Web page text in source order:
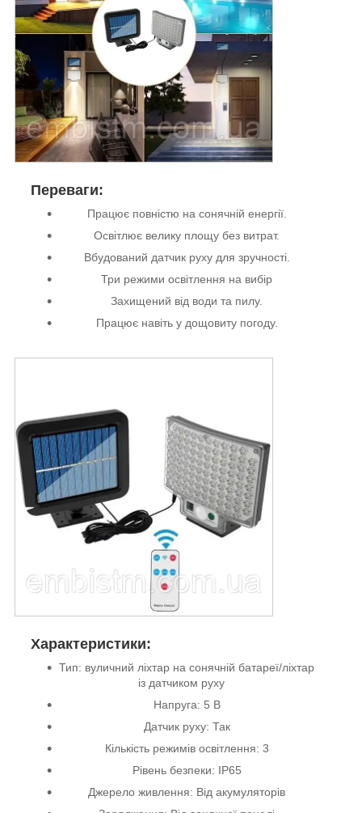
Переваги:
Працює повністю на сонячній енергії.
Освітлює велику площу без витрат.
Вбудований датчик руху для зручності.
Три режими освітлення на вибір
Захищений від води та пилу.
Працює навіть у дощовиту погоду.
Характеристики:
Тип: вуличний ліхтар на сонячній батареї/ліхтар
із датчиком руху
Напруга: 5 В
Датчик руху: Так
Кількість режимів освітлення: 3
Рівень безпеки: IP65
Джерело живлення: Від акумуляторів